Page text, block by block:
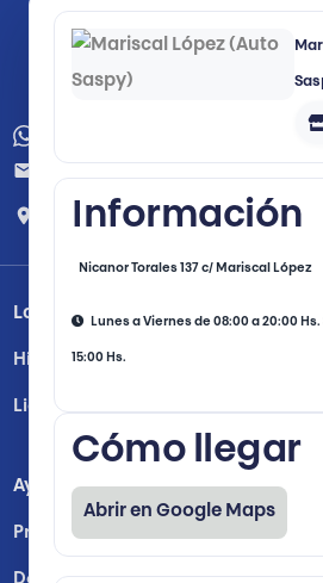
Información
Nicanor Torales 137 c/ Mariscal López
Lunes a Viernes de 08:00 a 20:00
15:00 Hs.
Cómo llegar
Abrir en Google Maps
Av. Mariscal Lopez 4693
esquina Nicanor Torales
La Empresa
Historia
Licencias y Habilitaciones
Ayuda
Preguntas Frecuentes